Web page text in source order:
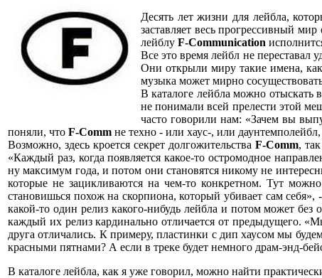
Десять лет жизни для лейбла,
заставляет весь прогрессивный
лейблу F-Communication
Все это время лейбл не переставал
Они открыли миру такие имена, как
музыка может мирно
В каталоге лейбла можно
не понимали всей прелести этой
часто говорили нам: «Зачем вы
поняли, что F-Comm не техно - или хаус-, или
Возможно, здесь кроется секрет долгожительства F-Comm,
«Каждый раз, когда появляется какое-то остромодное
ну максимум года, и потом они становятся никому не
которые не зацикливаются на чем-то конкретном. Тут
становишься похож на скорпиона, который убивает сам
какой-то один релиз какого-нибудь лейбла и потом может
каждый их релиз кардинально отличается от предыдущего.
друга отличались. К примеру, пластинки с дип хаусом мы
красными пятнами? А если в треке будет немного драм-энд-
В каталоге лейбла, как я уже говорил, можно найти